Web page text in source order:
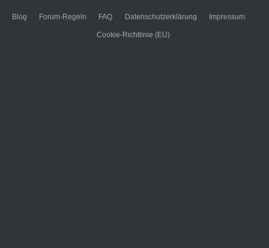
Blog Forum-Regeln FAQ Datenschutzerklärung Impressum
Cookie-Richtlinie (EU)